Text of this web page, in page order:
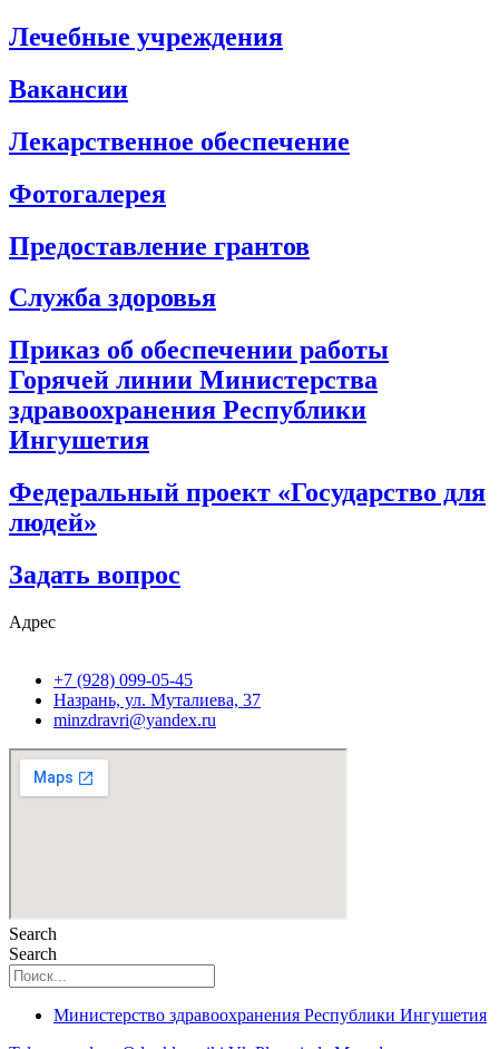
Лечебные учреждения
Вакансии
Лекарственное обеспечение
Фотогалерея
Предоставление грантов
Служба здоровья
Приказ об обеспечении работы
Горячей линии Министерства
здравоохранения Республики
Ингушетия
Федеральный проект «Государство для
людей»
Задать вопрос
Адрес
+7 (928) 099-05-45
Назрань, ул. Муталиева, 37
minzdravri@yandex.ru
Search
Search
Министерство здравоохранения Республики Ингушетия